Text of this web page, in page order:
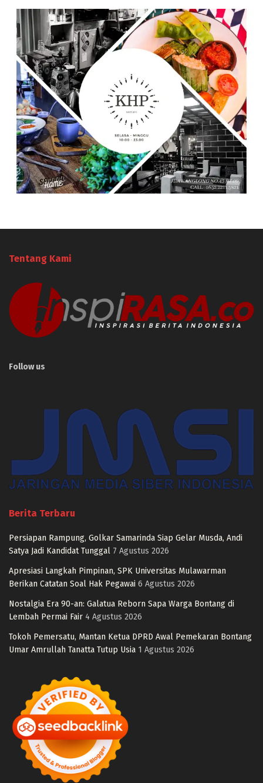
Tentang Kami
Follow us
Berita Terbaru
Persiapan Rampung, Golkar Samarinda Siap Gelar Musda, Andi
Satya Jadi Kandidat Tunggal 7 Agustus 2026
Apresiasi Langkah Pimpinan, SPK Universitas Mulawarman
Berikan Catatan Soal Hak Pegawai 6 Agustus 2026
Nostalgia Era 90-an: Galatua Reborn Sapa Warga Bontang di
Lembah Permai Fair 4 Agustus 2026
Tokoh Pemersatu, Mantan Ketua DPRD Awal Pemekaran Bontang
Umar Amrullah Tanatta Tutup Usia 1 Agustus 2026